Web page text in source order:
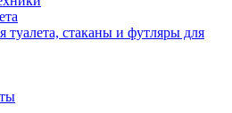
туалета, стаканы и футляры для